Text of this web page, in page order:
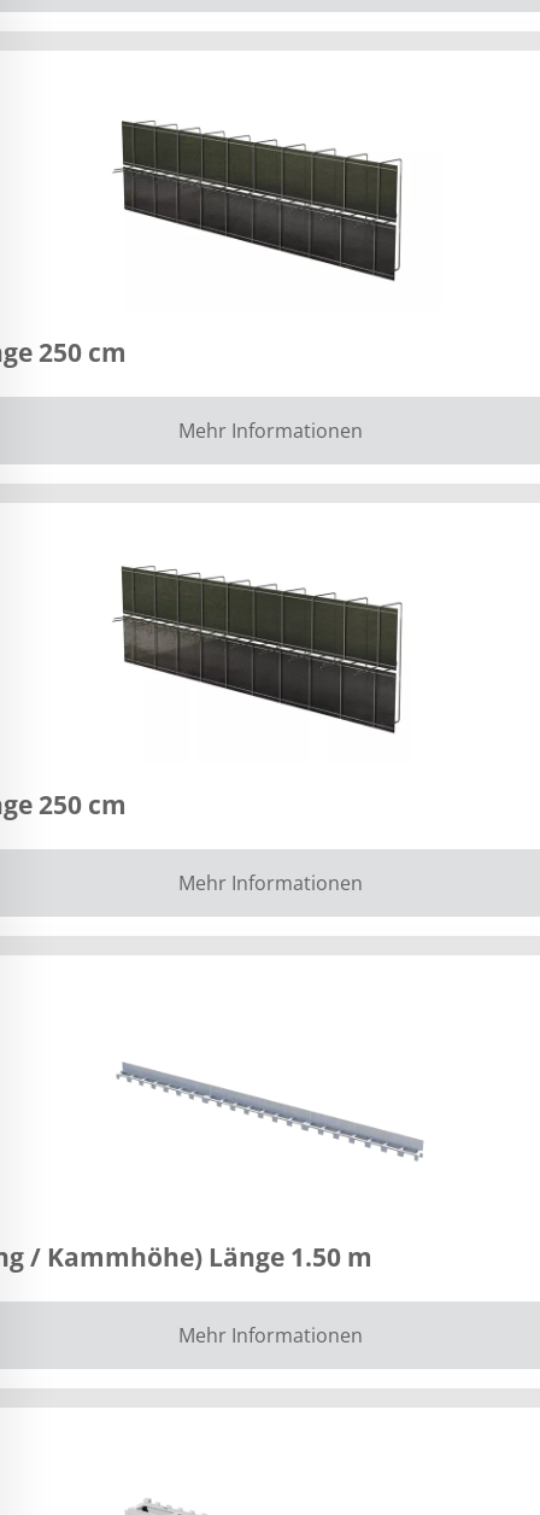
250 cm
Mehr Informationen
250 cm
Mehr Informationen
/ Kammhöhe) Länge 1.50 m
Mehr Informationen